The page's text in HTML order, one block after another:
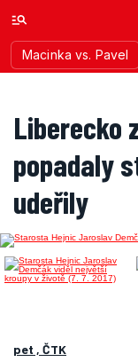
Macinka vs. Pavel
Liberecko
popadaly
udeřily
pet , ČTK